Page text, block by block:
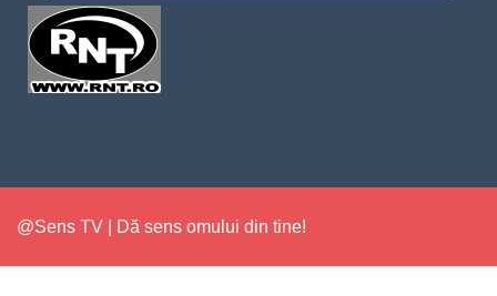
@Sens TV | Dă sens omului din tine!